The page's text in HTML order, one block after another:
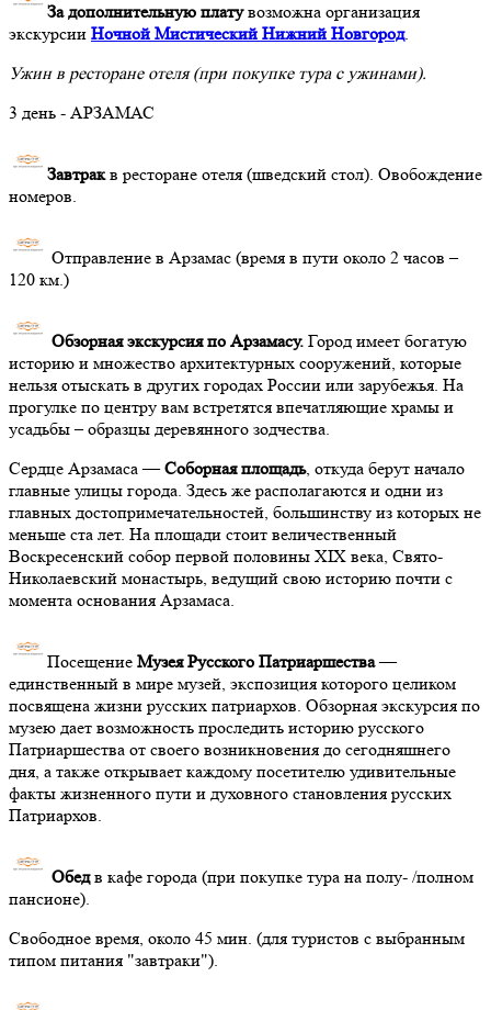
За дополнительную платувозможна организация
экскурсии Ночной Мистический Нижний Новгород.
Ужин в ресторане отеля (при покупке тура с ужинами).
3 день - АРЗАМАС
Завтракв ресторане отеля (шведский стол). Овобождение
номеров.
Отправление в Арзамас (время в пути около 2 часов –
120 км.)
Обзорная экскурсия по Арзамасу. Город имеет богатую
историю и множество архитектурных сооружений, которые
нельзя отыскать в других городах России или зарубежья. На
прогулке по центру вам встретятся впечатляющие храмы и
усадьбы – образцы деревянного зодчества.
Сердце Арзамаса —Соборная площадь, откуда берут начало
главные улицы города. Здесь же располагаются и одни из
главных достопримечательностей, большинству из которых не
меньше ста лет. На площади стоит величественный
Воскресенский собор первой половины XIX века, Свято-
Николаевский монастырь, ведущий свою историю почти с
момента основания Арзамаса.
Посещение Музея Русского Патриаршества—
единственный в мире музей, экспозиция которого целиком
посвящена жизни русских патриархов. Обзорная экскурсия по
музею дает возможность проследить историю русского
Патриаршества от своего возникновения до сегодняшнего
дня, а также открывает каждому посетителю удивительные
факты жизненного пути и духовного становления русских
Патриархов.
Обедв кафе города (при покупке тура на полу- /полном
пансионе).
Свободное время, около 45 мин. (для туристов с выбранным
типом питания "завтраки").